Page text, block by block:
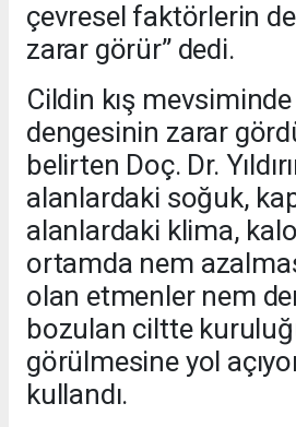
çevresel faktörlerin
zarar görür” dedi.
Cildin kış
dengesinin zarar
belirten Doç. Dr.
alanlardaki soğuk,
alanlardaki klima,
ortamda nem
olan etmenler nem
bozulan ciltte
görülmesine yol
kullandı.